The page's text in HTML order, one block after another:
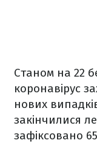
Станом на 22
коронавірус
нових
закінчилися
зафіксовано